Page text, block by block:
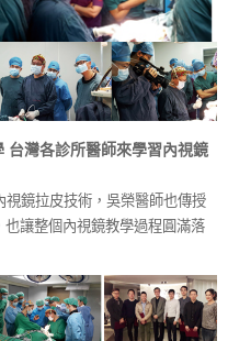
台灣各診所醫師來學習內視鏡
鏡拉皮技術，吳榮醫師也傳授
讓整個內視鏡教學過程圓滿落